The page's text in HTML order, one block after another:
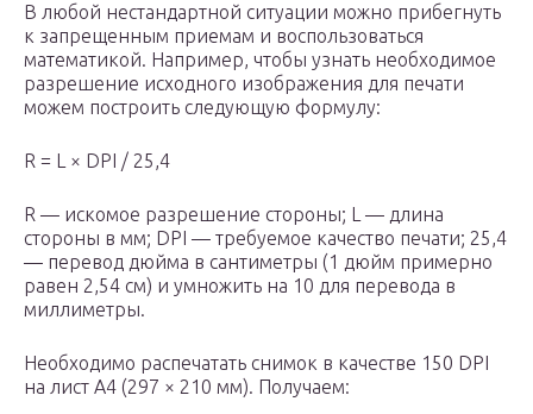
В любой нестандартной ситуации можно прибегнуть
к запрещенным приемам и воспользоваться
математикой. Например, чтобы узнать необходимое
разрешение исходного изображения для печати
можем построить следующую формулу:
R = L × DPI / 25,4
R — искомое разрешение стороны; L — длина
стороны в мм; DPI — требуемое качество печати; 25,4
— перевод дюйма в сантиметры (1 дюйм примерно
равен 2,54 см) и умножить на 10 для перевода в
миллиметры.
Необходимо распечатать снимок в качестве 150 DPI
на лист A4 (297 × 210 мм). Получаем: